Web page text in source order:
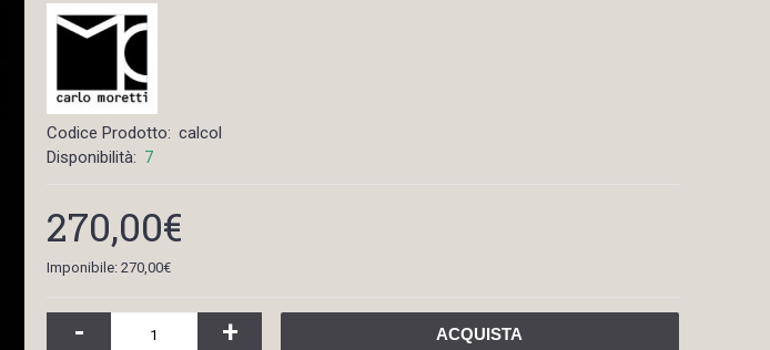
Codice Prodotto: calcol
Disponibilità: 7
270,00€
Imponibile: 270,00€
- + ACQUISTA